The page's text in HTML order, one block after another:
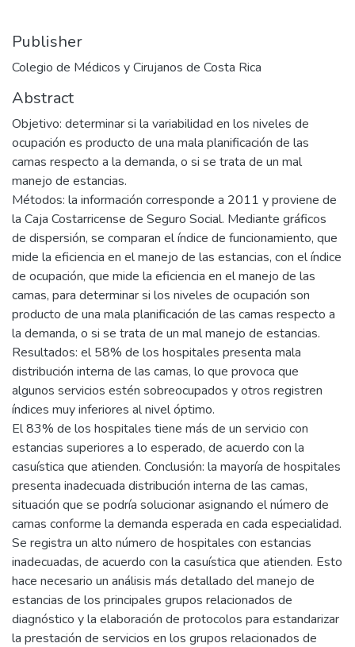
Publisher
Colegio de Médicos y Cirujanos de Costa Rica
Abstract
Objetivo: determinar si la variabilidad en los niveles de
ocupación es producto de una mala planificación de las
camas respecto a la demanda, o si se trata de un mal
manejo de estancias.
Métodos: la información corresponde a 2011 y proviene de
la Caja Costarricense de Seguro Social. Mediante gráficos
de dispersión, se comparan el índice de funcionamiento, que
mide la eficiencia en el manejo de las estancias, con el índice
de ocupación, que mide la eficiencia en el manejo de las
camas, para determinar si los niveles de ocupación son
producto de una mala planificación de las camas respecto a
la demanda, o si se trata de un mal manejo de estancias.
Resultados: el 58% de los hospitales presenta mala
distribución interna de las camas, lo que provoca que
algunos servicios estén sobreocupados y otros registren
índices muy inferiores al nivel óptimo.
El 83% de los hospitales tiene más de un servicio con
estancias superiores a lo esperado, de acuerdo con la
casuística que atienden. Conclusión: la mayoría de hospitales
presenta inadecuada distribución interna de las camas,
situación que se podría solucionar asignando el número de
camas conforme la demanda esperada en cada especialidad.
Se registra un alto número de hospitales con estancias
inadecuadas, de acuerdo con la casuística que atienden. Esto
hace necesario un análisis más detallado del manejo de
estancias de los principales grupos relacionados de
diagnóstico y la elaboración de protocolos para estandarizar
la prestación de servicios en los grupos relacionados de